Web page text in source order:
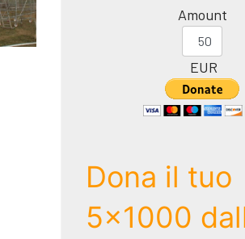
Amount
EUR
Dona il tuo
5x1000